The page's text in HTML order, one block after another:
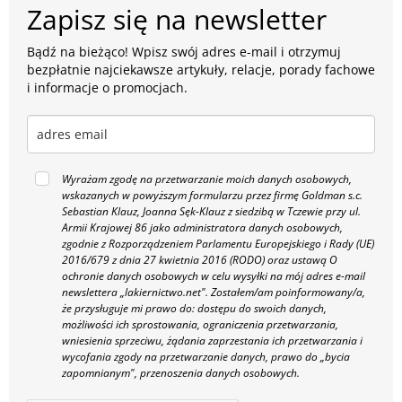
Zapisz się na newsletter
Bądź na bieżąco! Wpisz swój adres e-mail i otrzymuj
bezpłatnie najciekawsze artykuły, relacje, porady fachowe
i informacje o promocjach.
Wyrażam zgodę na przetwarzanie moich danych osobowych,
wskazanych w powyższym formularzu przez firmę Goldman s.c.
Sebastian Klauz, Joanna Sęk-Klauz z siedzibą w Tczewie przy ul.
Armii Krajowej 86 jako administratora danych osobowych,
zgodnie z Rozporządzeniem Parlamentu Europejskiego i Rady (UE)
2016/679 z dnia 27 kwietnia 2016 (RODO) oraz ustawą O
ochronie danych osobowych w celu wysyłki na mój adres e-mail
newslettera „lakiernictwo.net". Zostałem/am poinformowany/a,
że przysługuje mi prawo do: dostępu do swoich danych,
możliwości ich sprostowania, ograniczenia przetwarzania,
wniesienia sprzeciwu, żądania zaprzestania ich przetwarzania i
wycofania zgody na przetwarzanie danych, prawo do „bycia
zapomnianym", przenoszenia danych osobowych.